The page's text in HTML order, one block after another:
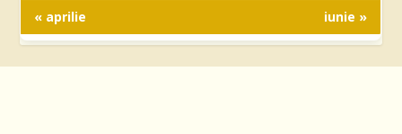
« aprilie iunie »